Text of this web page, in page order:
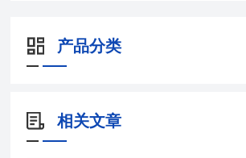
产品分类
相关文章